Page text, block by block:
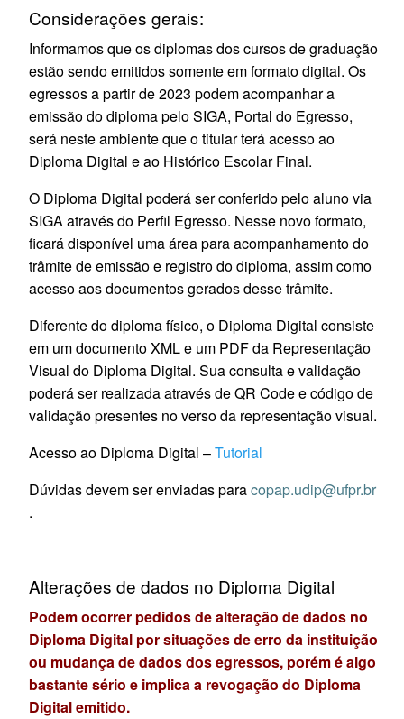
Considerações gerais:
Informamos que os diplomas dos cursos de graduação
estão sendo emitidos somente em formato digital. Os
egressos a partir de 2023 podem acompanhar a
emissão do diploma pelo SIGA, Portal do Egresso,
será neste ambiente que o titular terá acesso ao
Diploma Digital e ao Histórico Escolar Final.
O Diploma Digital poderá ser conferido pelo aluno via
SIGA através do Perfil Egresso. Nesse novo formato,
ficará disponível uma área para acompanhamento do
trâmite de emissão e registro do diploma, assim como
acesso aos documentos gerados desse trâmite.
Diferente do diploma físico, o Diploma Digital consiste
em um documento XML e um PDF da Representação
Visual do Diploma Digital. Sua consulta e validação
poderá ser realizada através de QR Code e código de
validação presentes no verso da representação visual.
Acesso ao Diploma Digital –Tutorial
Dúvidas devem ser enviadas paracopap.udip@ufpr.br
.
Alterações de dados no Diploma Digital
Podem ocorrer pedidos de alteração de dados no
Diploma Digital por situações de erro da instituição
ou mudança de dados dos egressos, porém é algo
bastante sério e implica a revogação do Diploma
Digital emitido.